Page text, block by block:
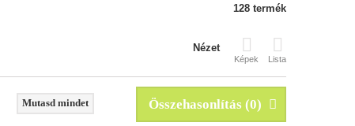
128 termék
Nézet
Képek Lista
Összehasonlítás (0)
Mutasd mindet